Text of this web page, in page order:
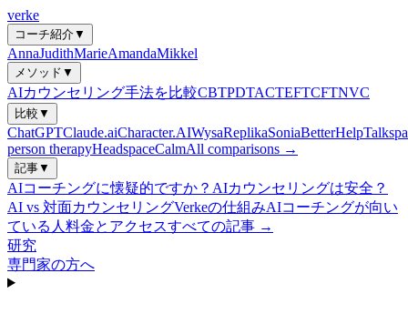
verke
コーチ紹介▼
AnnaJudithMarieAmandaMikkel
メソッド ▼
AIカウンセリング手法を比較CBTPDTACTEFTCFTNVC
比較 ▼
ChatGPTClaude.aiCharacter.AIWysaReplikaSoniaBetterHelp
person therapyHeadspaceCalmAll comparisons →
記事▼
AIコーチングに懐疑的ですか？ AIカウンセリングは安全？
AI vs 対面カウンセリングVerkeの仕組みAIコーチングが向い
ている人 料金とアクセスすべての記事 →
研究
専門家の方へ